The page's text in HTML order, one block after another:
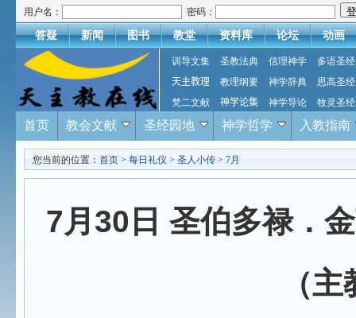
用户名： 密码：
答疑 新闻 图书 教堂 资料库 论坛 动画
训导文集 圣教法典 信理神学
多语圣经
天主教理
教理纲要 神学辞典
思高圣经
梵二文献
神学论集 神学导论 牧灵圣经
首页 教会文献 圣经园地 神学哲学 入教指南
您当前的位置： 首页 > 每日礼仪 > 圣人小传 > 7月
7月30日 圣伯多禄．
（